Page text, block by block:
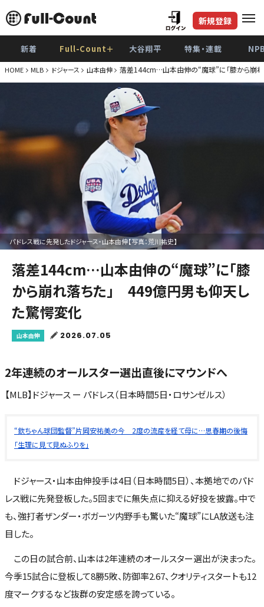
新規登録
新着 Full-Count＋ 大谷翔平 特集・連載
HOME MLB ドジャース 山本由伸 落差144cm…山本由伸の“魔球”に「膝から崩
パドレス戦に先発したドジャース・山本由伸【写真：荒川祐史】
落差144cm…山本由伸の“魔球”に「膝
から崩れ落ちた」 449億円男も仰天し
た驚愕変化
山本由伸 2026.07.05
2年連続のオールスター選出直後にマウンドへ
【MLB】ドジャース ー パドレス（日本時間5日・ロサンゼルス）
“欽ちゃん球団監督”片岡安祐美の今 2度の流産を経て母に…思春期の後悔
「生理に見て見ぬふりを」
ドジャース・山本由伸投手は4日（日本時間5日）、本拠地でのパド
レス戦に先発登板した。5回までに無失点に抑える好投を披露。中で
も、強打者ザンダー・ボガーツ内野手も驚いた“魔球”にLA放送も注
目した。
この日の試合前、山本は2年連続のオールスター選出が決まった。
今季15試合に登板して8勝5敗、防御率2.67、クオリティスタートも12
度マークするなど抜群の安定感を誇っている。